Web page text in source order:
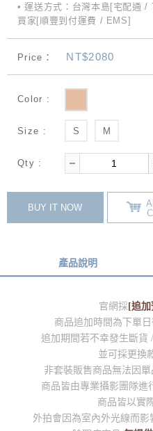
• 運送方式：台灣本島[宅配通
買家[順豐到付運費 / EMS]
Price： NT$2080
Color :
Size : S M
Qty :
BUY IT NOW
產品說明
官網採[追加
商品追加時間為下單
追加期間若不幸發生斷貨
並可採更換
非套裝販售商品無法因
商品皆由專業攝影團隊進
商品皆以實
外拍會因為室內外光線而